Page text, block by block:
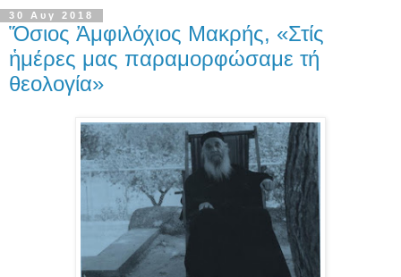
30 Αυγ 2018
Ὅσιος Ἀμφιλόχιος Μακρής, «Στίς
ἡμέρες μας παραμορφώσαμε τή
θεολογία»